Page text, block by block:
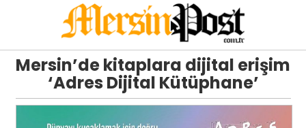
Mersin’de kitaplara dijital erişim
‘Adres Dijital Kütüphane’